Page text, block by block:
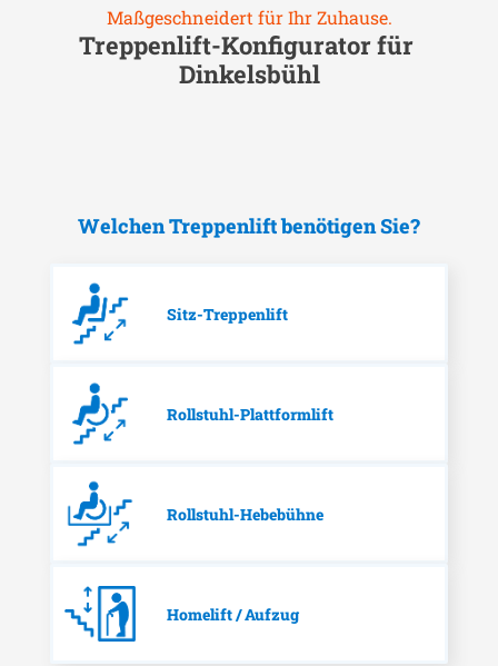
Maßgeschneidert für Ihr Zuhause.
Treppenlift-Konfigurator für
Dinkelsbühl
Welchen Treppenlift benötigen Sie?
Sitz-Treppenlift
Rollstuhl-Plattformlift
Rollstuhl-Hebebühne
Homelift / Aufzug